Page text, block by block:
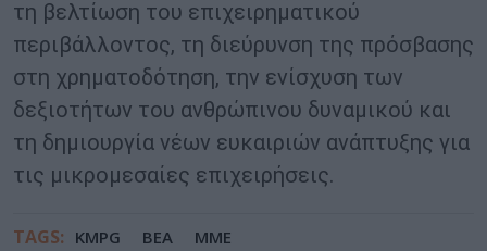
τη βελτίωση του επιχειρηματικού
περιβάλλοντος, τη διεύρυνση της πρόσβασης
στη χρηματοδότηση, την ενίσχυση των
δεξιοτήτων του ανθρώπινου δυναμικού και
τη δημιουργία νέων ευκαιριών ανάπτυξης για
τις μικρομεσαίες επιχειρήσεις.
TAGS: KMPG ΒΕΑ ΜΜΕ